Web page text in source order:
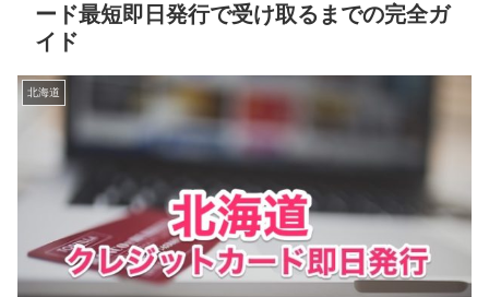
ード最短即日発行で受け取るまでの完全ガ
イド
北海道